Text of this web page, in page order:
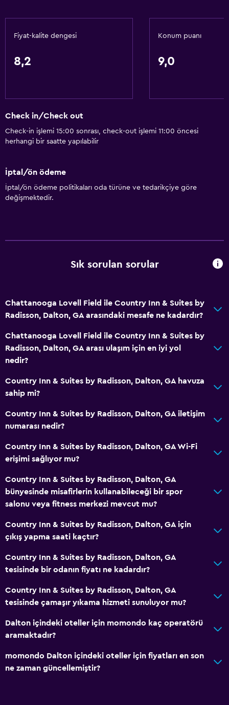
Radyo
Düz ekran TV
Kütüphane
Televizyon
Saç kurutma makinesi
Buzdolabı
Kahve makinesi
Mikrodalga
Hizmetler ve kolaylıklar
Hızlı çıkış
24 saat resepsiyon
Erişilebilirlik ve uygunluk
Artırılmış erişilebilirlik
Özel Sigara İçilir Alan
Çamaşırhane
Çamaşır yıkama tesisleri
Çamaşırhane
Ütü ve ütü masası
Sağlık ve güvenlik
Günlük oda hizmetleri
Kasa
Fiyat-kalite dengesi
8,2
Konum puanı
9,0
Check in/Check out
Check-in işlemi 15:00 sonrası, check-out işlemi 11:00 öncesi
herhangi bir saatte yapılabilir
İptal/ön ödeme
İptal/ön ödeme politikaları oda türüne ve tedarikçiye göre
değişmektedir.
Sık sorulan sorular
Chattanooga Lovell Field ile Country Inn & Suites by
Radisson, Dalton, GA arasındaki mesafe ne kadardır?
Chattanooga Lovell Field ile Country Inn & Suites by
Radisson, Dalton, GA arası ulaşım için en iyi yol
nedir?
Country Inn & Suites by Radisson, Dalton, GA havuza
sahip mi?
Country Inn & Suites by Radisson, Dalton, GA iletişim
numarası nedir?
Country Inn & Suites by Radisson, Dalton, GA Wi-Fi
erişimi sağlıyor mu?
Country Inn & Suites by Radisson, Dalton, GA
bünyesinde misafirlerin kullanabileceği bir spor
salonu veya fitness merkezi mevcut mu?
Country Inn & Suites by Radisson, Dalton, GA için
çıkış yapma saati kaçtır?
Country Inn & Suites by Radisson, Dalton, GA
tesisinde bir odanın fiyatı ne kadardır?
Country Inn & Suites by Radisson, Dalton, GA
tesisinde çamaşır yıkama hizmeti sunuluyor mu?
Dalton içindeki oteller için momondo kaç operatörü
aramaktadır?
momondo Dalton içindeki oteller için fiyatları en son
ne zaman güncellemiştir?